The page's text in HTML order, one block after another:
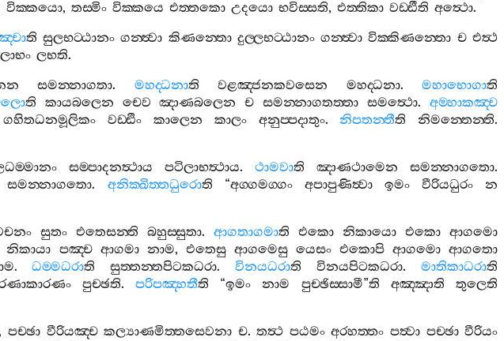
වික‍්කයො, තස‍්මිං වික‍්කයෙ එත‍්තකො උදයො භවිස‍්සති, එත‍්තිකා වඩ‍්ඪීති අත්‍ථො.
ති සුලභට‍්ඨානං ගන‍්ත්‍වා කිණන‍්තො දුල‍්ලභට‍්ඨානං ගන‍්ත්‍වා වික‍්කිණන‍්තො ච එත්‍ථ
ලාභං ලභති.
සමන‍්නාගතා. මහද‍්ධනාති වළඤ‍්ජනකවසෙන මහද‍්ධනා. මහාභොගාති
ති කායබලෙන චෙව ඤාණබලෙන ච සමන‍්නාගතත‍්තා සමත්‍ථො.අම‍්හාකඤ‍්ච
ගහිතධනමූලිකං වඩ‍්ඪිං කාලෙන කාලං අනුප‍්පදාතුං.නිපතන‍්තීති නිමන‍්තෙන‍්ති.
සම‍්පාදනත්‍ථාය පටිලාභත්‍ථාය. ථාමවාති ඤාණථාමෙන සමන‍්නාගතො.
සමන‍්නාගතො. අනික‍්ඛිත‍්තධුරොති “අග‍්ගමග‍්ගං අපාපුණිත්‍වා ඉමං වීරියධුරං
න
සුතං එතෙසන‍්ති බහුස‍්සුතා.ආගතාගමාති එකො නිකායො එකො ආගමො
නිකායා පඤ‍්ච ආගමා නාම, එතෙසු ආගමෙසු යෙසං එකොපි ආගමො ආගතො
.ධම‍්මධරාති සුත‍්තන‍්තපිටකධරා.විනයධරාති විනයපිටකධරා.මාතිකාධරාති
පුච‍්ඡති.පරිපඤ‍්හතීති “ඉමං නාම පුච‍්ඡිස‍්සාමී”ති අඤ‍්ඤාති
තුලෙති
පච‍්ඡා වීරියඤ‍්ච කල්‍යාණමිත‍්තසෙවනා ච.තත්‍ථ පඨමං අරහත‍්තං පත්‍වා පච‍්ඡා වීරියං